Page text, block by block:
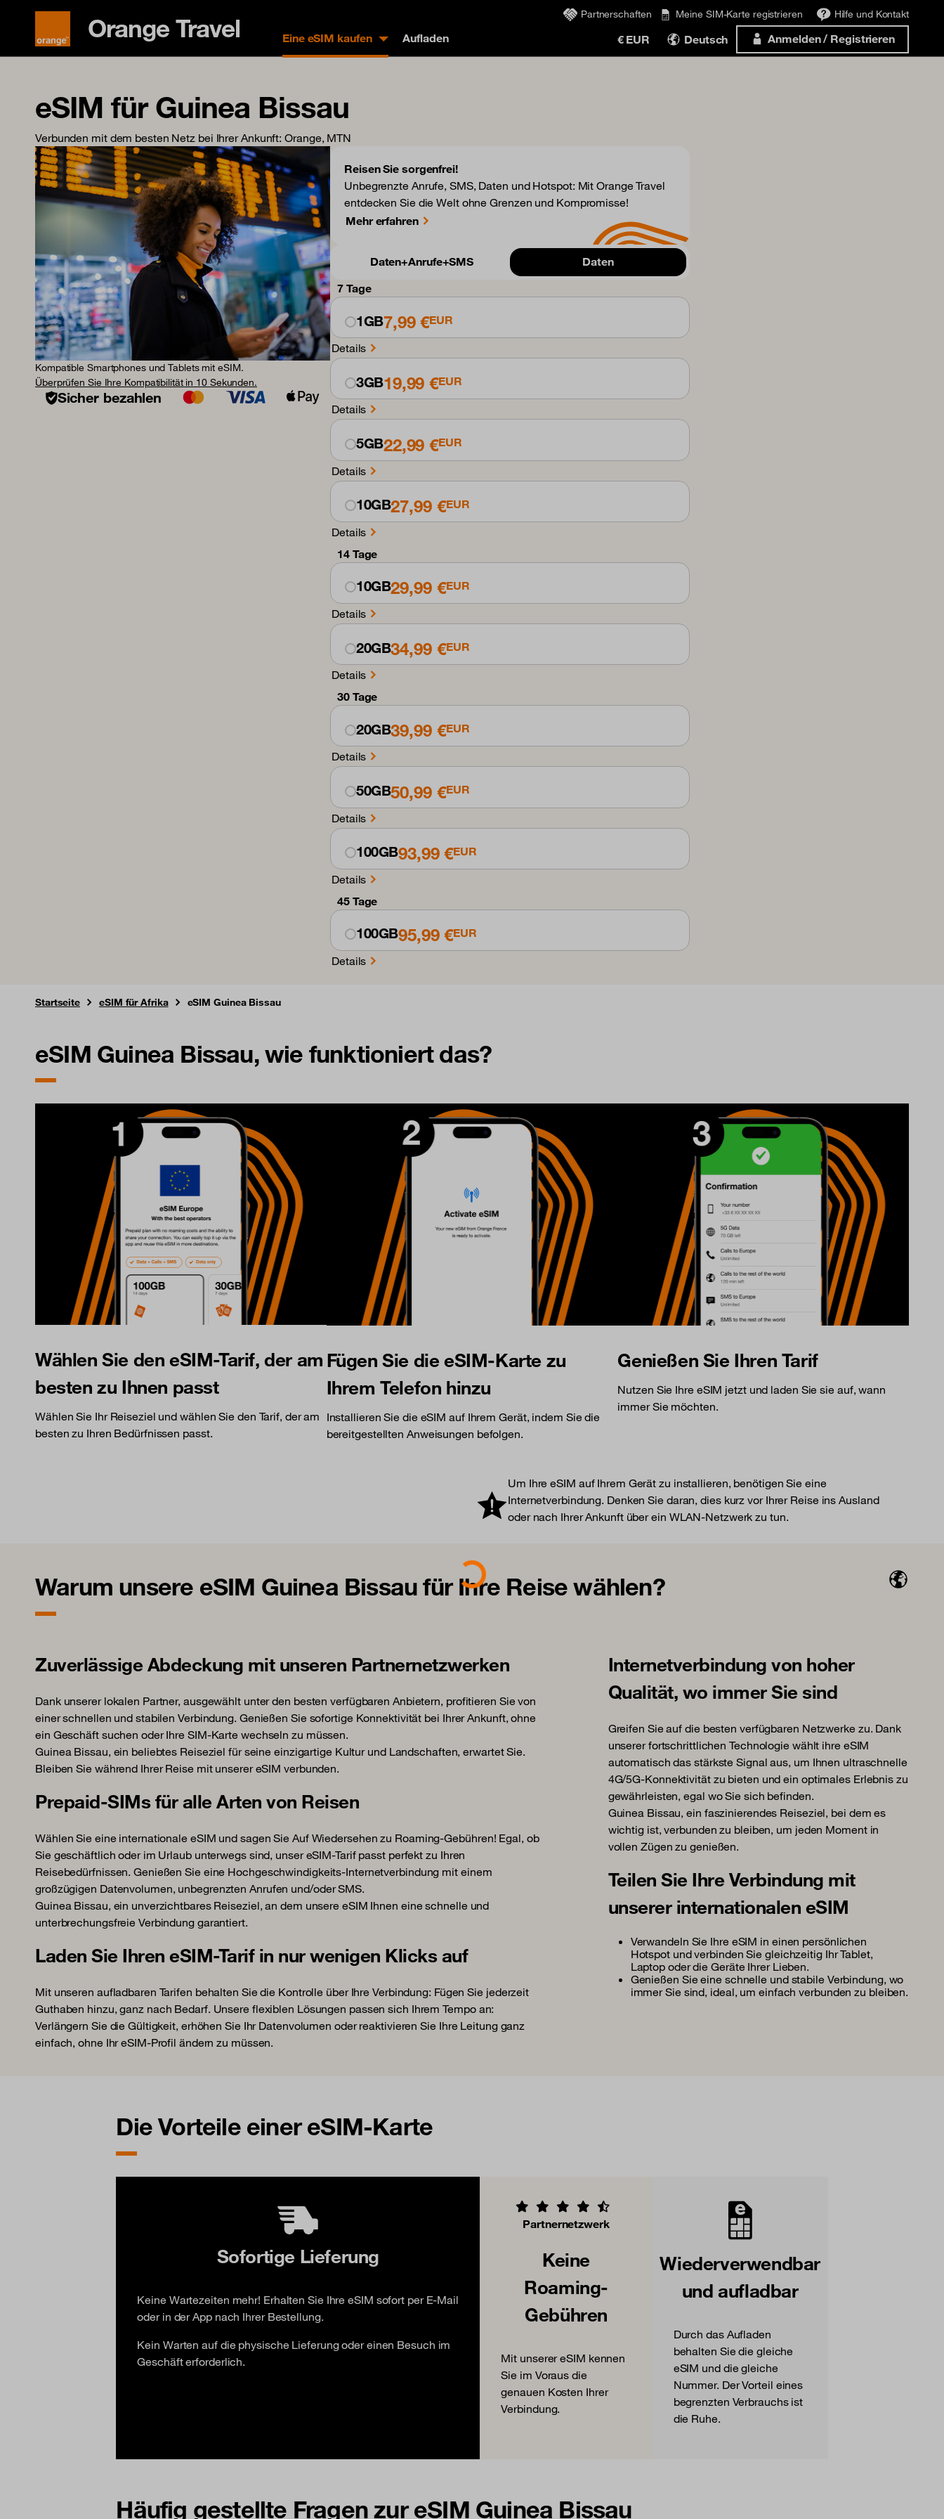
Orange Travel Eine eSIM kaufen Aufladen
Partnerschaften Meine SIM-Karte registrieren Hilfe und Kontakt
€ EUR Deutsch Anmelden / Registrieren
eSIM für Guinea Bissau
Verbunden mit dem besten Netz bei Ihrer Ankunft: Orange, MTN
Kompatible Smartphones und Tablets mit eSIM.
Überprüfen Sie Ihre Kompatibilität in 10 Sekunden.
Sicher bezahlen
Reisen Sie sorgenfrei!
Unbegrenzte Anrufe, SMS, Daten und Hotspot: Mit Orange Travel
entdecken Sie die Welt ohne Grenzen und Kompromisse!
Mehr erfahren
Daten+Anrufe+SMS
Daten
7 Tage
1GB7,99 €EUR
Details
3GB19,99 €EUR
Details
5GB22,99 €EUR
Details
10GB27,99 €EUR
Details
14 Tage
10GB29,99 €EUR
Details
20GB34,99 €EUR
Details
30 Tage
20GB39,99 €EUR
Details
50GB50,99 €EUR
Details
100GB93,99 €EUR
Details
45 Tage
100GB95,99 €EUR
Details
Startseite eSIM für Afrika eSIM Guinea Bissau
eSIM Guinea Bissau, wie funktioniert das?
Wählen Sie den eSIM-Tarif, der am
besten zu Ihnen passt
Wählen Sie Ihr Reiseziel und wählen Sie den Tarif, der am
besten zu Ihren Bedürfnissen passt.
Fügen Sie die eSIM-Karte zu
Ihrem Telefon hinzu
Installieren Sie die eSIM auf Ihrem Gerät, indem Sie die
bereitgestellten Anweisungen befolgen.
Genießen Sie Ihren Tarif
Nutzen Sie Ihre eSIM jetzt und laden Sie sie auf, wann
immer Sie möchten.
Um Ihre eSIM auf Ihrem Gerät zu installieren, benötigen Sie eine
Internetverbindung. Denken Sie daran, dies kurz vor Ihrer Reise ins Ausland
oder nach Ihrer Ankunft über ein WLAN-Netzwerk zu tun.
Warum unsere eSIM Guinea Bissau für Ihre Reise wählen?
Zuverlässige Abdeckung mit unseren Partnernetzwerken
Dank unserer lokalen Partner, ausgewählt unter den besten verfügbaren Anbietern, profitieren Sie von
einer schnellen und stabilen Verbindung. Genießen Sie sofortige Konnektivität bei Ihrer Ankunft, ohne
ein Geschäft suchen oder Ihre SIM-Karte wechseln zu müssen.
Guinea Bissau, ein beliebtes Reiseziel für seine einzigartige Kultur und Landschaften, erwartet Sie.
Bleiben Sie während Ihrer Reise mit unserer eSIM verbunden.
Prepaid-SIMs für alle Arten von Reisen
Wählen Sie eine internationale eSIM und sagen Sie Auf Wiedersehen zu Roaming-Gebühren! Egal, ob
Sie geschäftlich oder im Urlaub unterwegs sind, unser eSIM-Tarif passt perfekt zu Ihren
Reisebedürfnissen. Genießen Sie eine Hochgeschwindigkeits-Internetverbindung mit einem
großzügigen Datenvolumen, unbegrenzten Anrufen und/oder SMS.
Guinea Bissau, ein unverzichtbares Reiseziel, an dem unsere eSIM Ihnen eine schnelle und
unterbrechungsfreie Verbindung garantiert.
Laden Sie Ihren eSIM-Tarif in nur wenigen Klicks auf
Mit unseren aufladbaren Tarifen behalten Sie die Kontrolle über Ihre Verbindung: Fügen Sie jederzeit
Guthaben hinzu, ganz nach Bedarf. Unsere flexiblen Lösungen passen sich Ihrem Tempo an:
Verlängern Sie die Gültigkeit, erhöhen Sie Ihr Datenvolumen oder reaktivieren Sie Ihre Leitung ganz
einfach, ohne Ihr eSIM-Profil ändern zu müssen.
Internetverbindung von hoher
Qualität, wo immer Sie sind
Greifen Sie auf die besten verfügbaren Netzwerke zu. Dank
unserer fortschrittlichen Technologie wählt ihre eSIM
automatisch das stärkste Signal aus, um Ihnen ultraschnelle
4G/5G-Konnektivität zu bieten und ein optimales Erlebnis zu
gewährleisten, egal wo Sie sich befinden.
Guinea Bissau, ein faszinierendes Reiseziel, bei dem es
wichtig ist, verbunden zu bleiben, um jeden Moment in
vollen Zügen zu genießen.
Teilen Sie Ihre Verbindung mit
unserer internationalen eSIM
Verwandeln Sie Ihre eSIM in einen persönlichen
Hotspot und verbinden Sie gleichzeitig Ihr Tablet,
Laptop oder die Geräte Ihrer Lieben.
Genießen Sie eine schnelle und stabile Verbindung, wo
immer Sie sind, ideal, um einfach verbunden zu bleiben.
Die Vorteile einer eSIM-Karte
Sofortige Lieferung
Keine Wartezeiten mehr! Erhalten Sie Ihre eSIM sofort per E-Mail
oder in der App nach Ihrer Bestellung.
Kein Warten auf die physische Lieferung oder einen Besuch im
Geschäft erforderlich.
Partnernetzwerk
Keine
Roaming-
Gebühren
Mit unserer eSIM kennen
Sie im Voraus die
genauen Kosten Ihrer
Verbindung.
Wiederverwendbar
und aufladbar
Durch das Aufladen
behalten Sie die gleiche
eSIM und die gleiche
Nummer. Der Vorteil eines
begrenzten Verbrauchs ist
die Ruhe.
Häufig gestellte Fragen zur eSIM Guinea Bissau
Loading...